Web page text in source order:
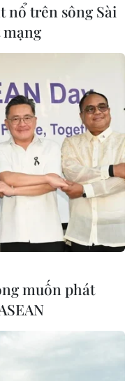
ly
Bình Định
Lai
Khánh Hòa
Ngãi
nổ trên sông Sài
muốn phát